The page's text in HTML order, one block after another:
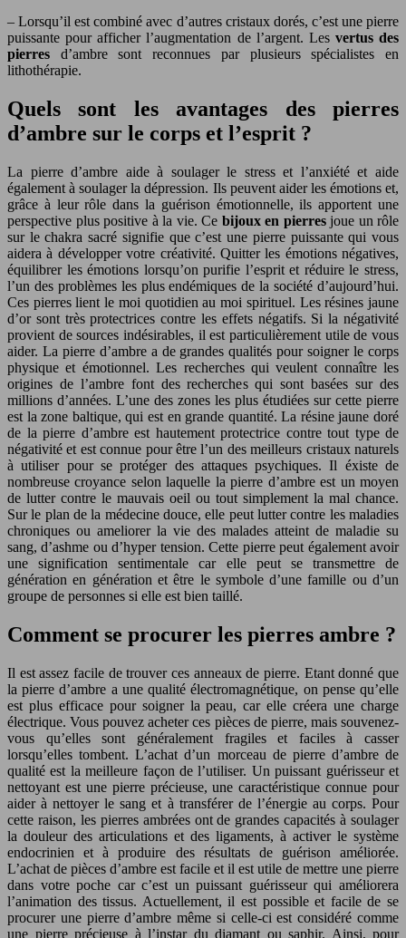
– Lorsqu’il est combiné avec d’autres cristaux dorés, c’est une pierre
puissante pour afficher l’augmentation de l’argent. Les vertus des
pierres d’ambre sont reconnues par plusieurs spécialistes en
lithothérapie.
Quels sont les avantages des pierres
d’ambre sur le corps et l’esprit ?
La pierre d’ambre aide à soulager le stress et l’anxiété et aide
également à soulager la dépression. Ils peuvent aider les émotions et,
grâce à leur rôle dans la guérison émotionnelle, ils apportent une
perspective plus positive à la vie. Ce bijoux en pierresjoue un rôle
sur le chakra sacré signifie que c’est une pierre puissante qui vous
aidera à développer votre créativité. Quitter les émotions négatives,
équilibrer les émotions lorsqu’on purifie l’esprit et réduire le stress,
l’un des problèmes les plus endémiques de la société d’aujourd’hui.
Ces pierres lient le moi quotidien au moi spirituel. Les résines jaune
d’or sont très protectrices contre les effets négatifs. Si la négativité
provient de sources indésirables, il est particulièrement utile de vous
aider. La pierre d’ambre a de grandes qualités pour soigner le corps
physique et émotionnel. Les recherches qui veulent connaître les
origines de l’ambre font des recherches qui sont basées sur des
millions d’années. L’une des zones les plus étudiées sur cette pierre
est la zone baltique, qui est en grande quantité. La résine jaune doré
de la pierre d’ambre est hautement protectrice contre tout type de
négativité et est connue pour être l’un des meilleurs cristaux naturels
à utiliser pour se protéger des attaques psychiques. Il éxiste de
nombreuse croyance selon laquelle la pierre d’ambre est un moyen
de lutter contre le mauvais oeil ou tout simplement la mal chance.
Sur le plan de la médecine douce, elle peut lutter contre les maladies
chroniques ou ameliorer la vie des malades atteint de maladie su
sang, d’ashme ou d’hyper tension. Cette pierre peut également avoir
une signification sentimentale car elle peut se transmettre de
génération en génération et être le symbole d’une famille ou d’un
groupe de personnes si elle est bien taillé.
Comment se procurer les pierres ambre ?
Il est assez facile de trouver ces anneaux de pierre. Etant donné que
la pierre d’ambre a une qualité électromagnétique, on pense qu’elle
est plus efficace pour soigner la peau, car elle créera une charge
électrique. Vous pouvez acheter ces pièces de pierre, mais souvenez-
vous qu’elles sont généralement fragiles et faciles à casser
lorsqu’elles tombent. L’achat d’un morceau de pierre d’ambre de
qualité est la meilleure façon de l’utiliser. Un puissant guérisseur et
nettoyant est une pierre précieuse, une caractéristique connue pour
aider à nettoyer le sang et à transférer de l’énergie au corps. Pour
cette raison, les pierres ambrées ont de grandes capacités à soulager
la douleur des articulations et des ligaments, à activer le système
endocrinien et à produire des résultats de guérison améliorée.
L’achat de pièces d’ambre est facile et il est utile de mettre une pierre
dans votre poche car c’est un puissant guérisseur qui améliorera
l’animation des tissus. Actuellement, il est possible et facile de se
procurer une pierre d’ambre même si celle-ci est considéré comme
une pierre précieuse à l’instar du diamant ou saphir. Ainsi, pour